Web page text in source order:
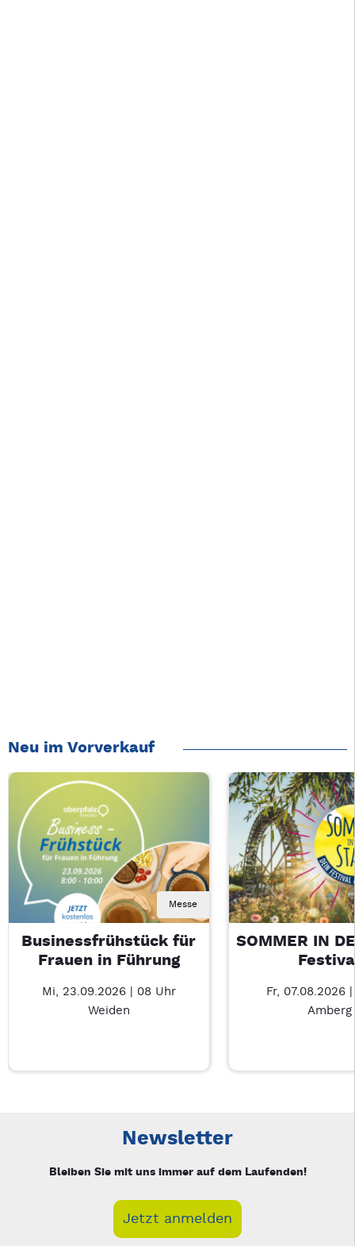
Neu im Vorverkauf
Messe
Businessfrühstück für
Frauen in Führung
Mi, 23.09.2026 | 08 Uhr
Weiden
SOMMER IN
Fr, 07.08.2026
Amberg
Newsletter
Bleiben Sie mit uns immer auf dem Laufenden!
Jetzt anmelden